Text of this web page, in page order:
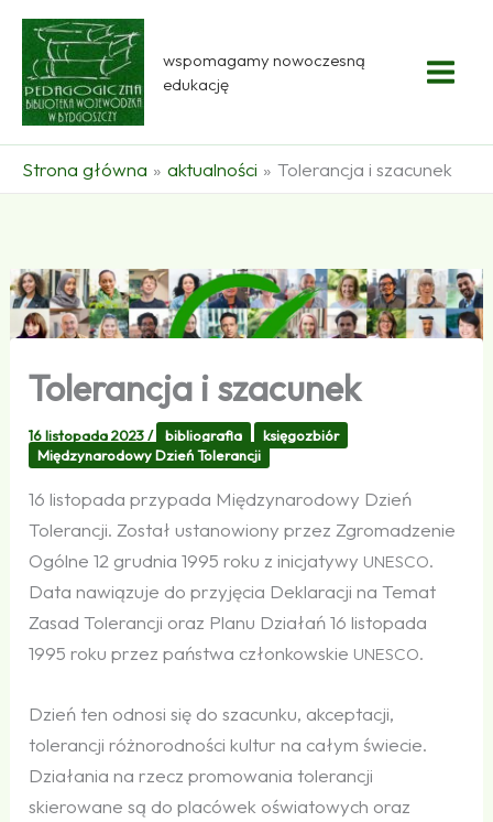
Przejdź
treści
wspomagamy nowoczesną
edukację
Strona główna aktualności Tolerancja i szacunek
Tolerancja i szacunek
16 listopada 2023/ bibliografia
księgozbiór
Międzynarodowy Dzień Tolerancji
16 listopada przypada Międzynarodowy Dzień
Tolerancji. Został ustanowiony przez Zgromadzenie
Ogólne 12 grudnia 1995 roku z inicjatywy UNESCO.
Data nawiązuje do przyjęcia Deklaracji na Temat
Zasad Tolerancji oraz Planu Działań 16 listopada
1995 roku przez państwa członkowskie UNESCO.
Dzień ten odnosi się do szacunku, akceptacji,
tolerancji różnorodności kultur na całym świecie.
Działania na rzecz promowania tolerancji
skierowane są do placówek oświatowych oraz